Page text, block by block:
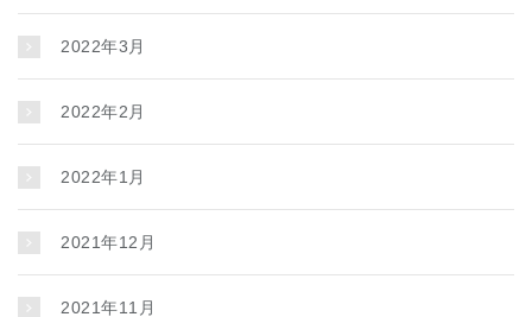
2022年3月
2022年2月
2022年1月
2021年12月
2021年11月